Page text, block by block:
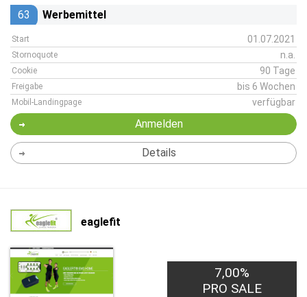
63 Werbemittel
Start 01.07.2021
Stornoquote n.a.
Cookie 90 Tage
Freigabe bis 6 Wochen
Mobil-Landingpage verfügbar
Anmelden
Details
eaglefit
7,00%
PRO SALE